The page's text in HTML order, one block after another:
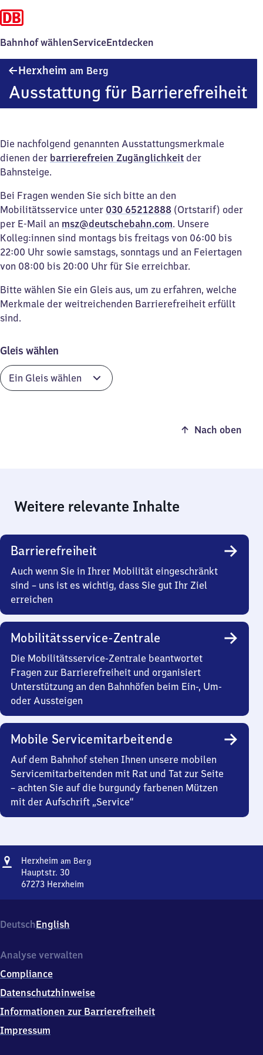
Bahnhof wählenServiceEntdecken
Herxheim am Berg
Ausstattung für Barrierefreiheit
Die nachfolgend genannten Ausstattungsmerkmale
dienen der barrierefreien Zugänglichkeit der
Bahnsteige.
Bei Fragen wenden Sie sich bitte an den
Mobilitätsservice unter 030 65212888 (Ortstarif) oder
per E-Mail an msz@deutschebahn.com. Unsere
Kolleg:innen sind montags bis freitags von 06:00 bis
22:00 Uhr sowie samstags, sonntags und an Feiertagen
von 08:00 bis 20:00 Uhr für Sie erreichbar.
Bitte wählen Sie ein Gleis aus, um zu erfahren, welche
Merkmale der weitreichenden Barrierefreiheit erfüllt
sind.
Gleis wählen
Nach oben
Weitere relevante Inhalte
Barrierefreiheit
Auch wenn Sie in Ihrer Mobilität eingeschränkt
sind – uns ist es wichtig, dass Sie gut Ihr Ziel
erreichen
Mobilitätsservice-Zentrale
Die Mobilitätsservice-Zentrale beantwortet
Fragen zur Barrierefreiheit und organisiert
Unterstützung an den Bahnhöfen beim Ein-, Um-
oder Aussteigen
Mobile Servicemitarbeitende
Auf dem Bahnhof stehen Ihnen unsere mobilen
Servicemitarbeitenden mit Rat und Tat zur Seite
– achten Sie auf die burgundy farbenen Mützen
mit der Aufschrift „Service“
Adresse
Herxheim am BergHerxheim
Hauptstr. 30
67273 Herxheim
Hauptstr.
30,
7
7
3
DeutschEnglish
Analyse verwalten
Compliance
Datenschutzhinweise
Informationen zur Barrierefreiheit
Impressum